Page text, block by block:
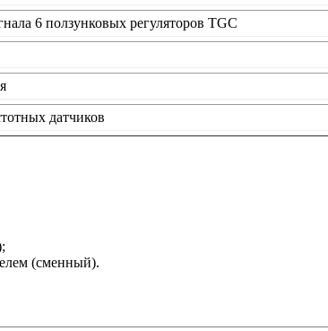
6 ползунковых регуляторов TGC
датчиков
(сменный).